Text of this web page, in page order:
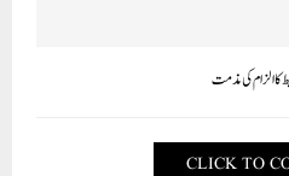
کا الزام کی مذمت
CLICK TO